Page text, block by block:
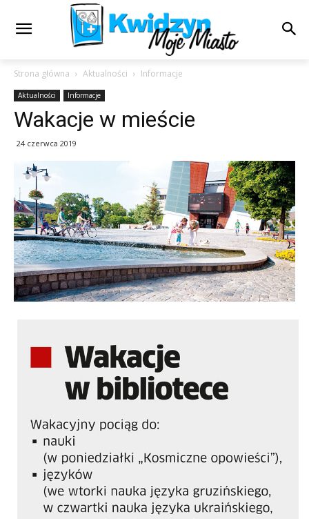
Strona główna Aktualności Informacje
Aktualności Informacje
Wakacje w mieście
24 czerwca 2019